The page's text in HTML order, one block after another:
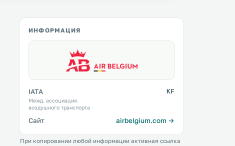
ИНФОРМАЦИЯ
IATA
Межд. ассоциация
воздушного транспорта
KF
Сайт airbelgium.com →
При копировании любой информации активная ссылка